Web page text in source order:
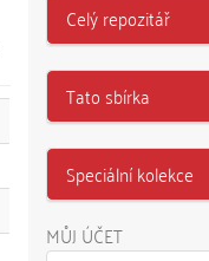
Celý repozitář
Tato sbírka
Speciální kolekce
MŮJ ÚČET